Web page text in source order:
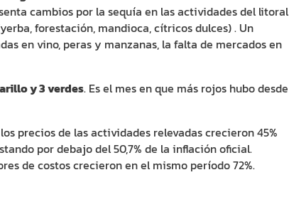
cambios por la sequía en las actividades del litoral
forestación, mandioca, cítricos dulces) . Un
en vino, peras y manzanas, la falta de mercados en
y 3 verdes. Es el mes en que más rojos hubo desde
precios de las actividades relevadas crecieron 45%
por debajo del 50,7% de la inflación oficial.
de costos crecieron en el mismo período 72%.